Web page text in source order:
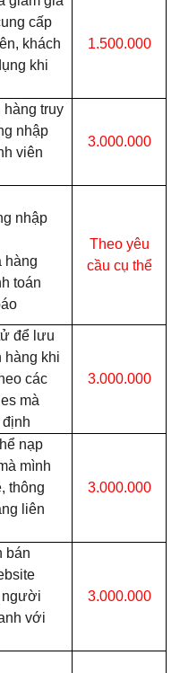
cấp
khách
khi
1.500.000
hàng truy
nhập
viên
3.000.000
nhập
hàng
toán
Theo yêu
cầu cụ thể
để lưu
hàng khi
các
mà
3.000.000
nạp
mình
thông
liên
3.000.000
bán
người
với
3.000.000